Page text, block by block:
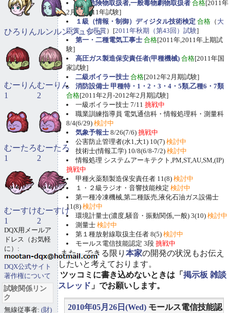
甲種危険物取扱者,一般毒物劇物取扱者 合格[2011年
2月期,2011年試験]
１級（情報・制御）ディジタル技術検定 合格 （ 大
臣賞、会長賞）[2011年秋期（第43回）試験]
第一・二種電気工事士 合格[2011年,2011年上期試
験]
高圧ガス製造保安責任者(甲種機械) 合格[2011年国
家試験]
二級ボイラー技士 合格[2012年2月期試験]
消防設備士 甲種特・1・2・3・4・5類,乙種6・7類
合格[2011年2月-2012年2月期試験]
一級ボイラー技士 7/11 挑戦中
職業訓練指導員 電気通信科・情報処理科・測量科
8/4(6/29) 検討中
気象予報士 8/26(7/6) 挑戦中
公害防止管理者(水1,大1) 10(7) 検討中
技術士(情報工学) 10/8(6/8-7/2) 検討中
情報処理 システムアーキテクト,PM,ST,AU,SM,(IP)
挑戦中
甲種火薬類製造保安責任者 11(8) 検討中
１・２級ラジオ・音響技能検定 検討中
第一種冷凍機械,第二種販売,液化石油ガス設備士
11(8) 検討中
環境計量士(濃度,騒音・振動関係,一般) 3(10) 検討中
測量士 検討中
第１種放射線取扱主任者 8(5) 検討中
モールス電信技能認定 3段 挑戦中
また、できる限り 本家の開発の状況もお伝え
したいと考えております。
ツッコミに書き込めないときは「 掲示板 雑談
スレッド 」でお願いします。
2010年05月26日(Wed) モールス電信技能認
ひろりんルンルンジュジュ
むーりん
1
むーりん
2
むーたろ
1
むーたろ
2
むーすけ
1
むーすけ
2
DQX用メールア
ドレス（お気軽
に）:
DQX公式サイト
著作権について
試験関係リン
ク
無線従事者: (財)